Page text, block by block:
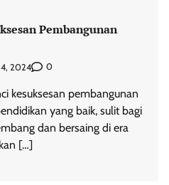
Pembangunan
2024 0
kesuksesan pembangunan
yang baik, sulit bagi
dan bersaing di era
[…]